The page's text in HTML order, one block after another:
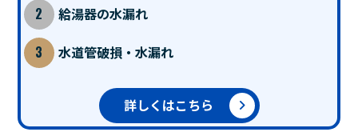
給湯器の水漏れ
水道管破損・水漏れ
詳しくはこちら